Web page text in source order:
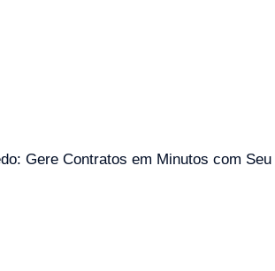
Gere Contratos em Minutos com Seu